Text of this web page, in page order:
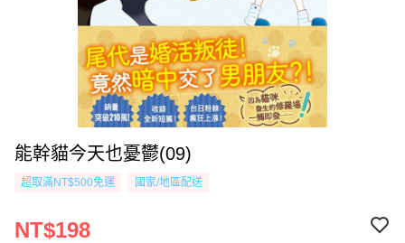
能幹貓今天也憂鬱(09)
超取滿NT$500免運 國家/地區配送
NT$198